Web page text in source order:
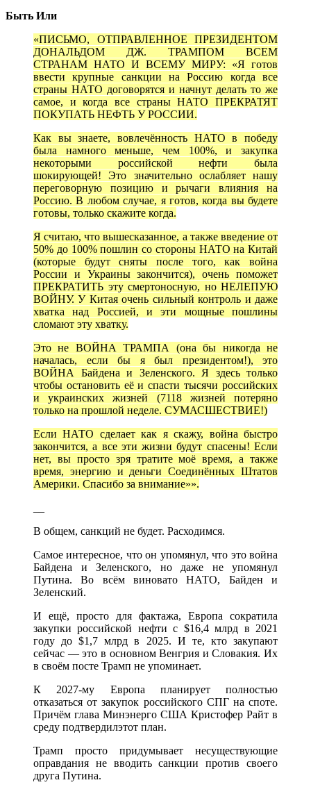
Быть Или
«ПИСЬМО, ОТПРАВЛЕННОЕ ПРЕЗИДЕНТОМ
ДОНАЛЬДОМ ДЖ. ТРАМПОМ ВСЕМ
СТРАНАМ НАТО И ВСЕМУ МИРУ: «Я готов
ввести крупные санкции на Россию когда все
страны НАТО договорятся и начнут делать то же
самое, и когда все страны НАТО ПРЕКРАТЯТ
ПОКУПАТЬ НЕФТЬ У РОССИИ.
Как вы знаете, вовлечённость НАТО в победу
была намного меньше, чем 100%, и закупка
некоторыми российской нефти была
шокирующей! Это значительно ослабляет нашу
переговорную позицию и рычаги влияния на
Россию. В любом случае, я готов, когда вы будете
готовы, только скажите когда.
Я считаю, что вышесказанное, а также введение от
50% до 100% пошлин со стороны НАТО на Китай
(которые будут сняты после того, как война
России и Украины закончится), очень поможет
ПРЕКРАТИТЬ эту смертоносную, но НЕЛЕПУЮ
ВОЙНУ. У Китая очень сильный контроль и даже
хватка над Россией, и эти мощные пошлины
сломают эту хватку.
Это не ВОЙНА ТРАМПА (она бы никогда не
началась, если бы я был президентом!), это
ВОЙНА Байдена и Зеленского. Я здесь только
чтобы остановить её и спасти тысячи российских
и украинских жизней (7118 жизней потеряно
только на прошлой неделе. СУМАСШЕСТВИЕ!)
Если НАТО сделает как я скажу, война быстро
закончится, а все эти жизни будут спасены! Если
нет, вы просто зря тратите моё время, а также
время, энергию и деньги Соединённых Штатов
Америки. Спасибо за внимание»».
В общем, санкций не будет. Расходимся.
Самое интересное, что он упомянул, что это война
Байдена и Зеленского, но даже не упомянул
Путина. Во всём виновато НАТО, Байден и
Зеленский.
И ещё, просто для фактажа, Европа сократила
закупки российской нефти с $16,4 млрд в 2021
году до $1,7 млрд в 2025. И те, кто закупают
сейчас — это в основном Венгрия и Словакия. Их
в своём посте Трамп не упоминает.
К 2027-му Европа планирует полностью
отказаться от закупок российского СПГ на споте.
Причём глава Минэнерго США Кристофер Райт в
среду подтвердилэтот план.
Трамп просто придумывает несуществующие
оправдания не вводить санкции против своего
друга Путина.